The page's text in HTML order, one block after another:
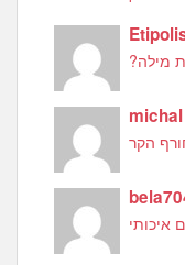
מילה?
הקר
איכותי